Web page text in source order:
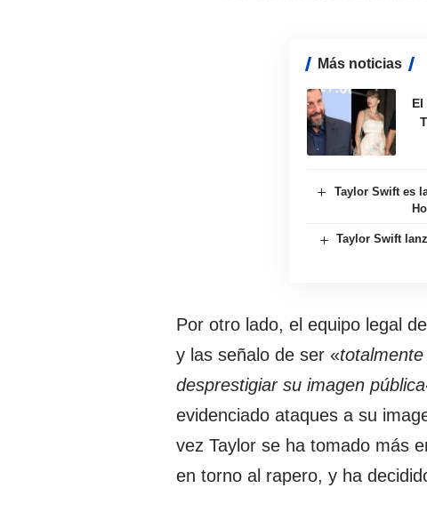
Más noticias
Taylor Swift es
Taylor Swift
Por otro lado, el equipo legal
y las señalo de ser «
desprestigiar su imagen pública
evidenciado ataques a su
vez Taylor se ha tomado más
en torno al rapero, y ha